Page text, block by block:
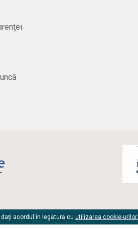
acordul în legătură cu utilizarea cookie-urilor.